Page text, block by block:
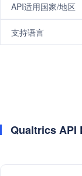
API适用国家/地区
支持语言
Qualtrics API